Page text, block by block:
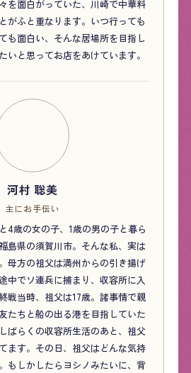
を面白がっていた、川崎で中華料
がふと重なります。いつ行っても
も面白い、そんな居場所を目指し
いと思ってお店をあけています。
河村 聡美
主にお手伝い
4歳の女の子、1歳の男の子と暮ら
島県の須賀川市。そんな私、実は
母方の祖父は満州からの引き揚げ
中でソ連兵に捕まり、収容所に入
戦当時、祖父は17歳。諸事情で親
たちと船の出る港を目指していた
ばらくの収容所生活のあと、祖父
ます。その日、祖父はどんな気持
もしかしたらヨシノみたいに、背